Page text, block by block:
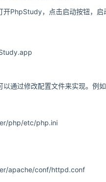
开PhpStudy，点击启动按钮，启
通过修改配置文件来实现。例
php/etc/php.ini
apache/conf/httpd.conf